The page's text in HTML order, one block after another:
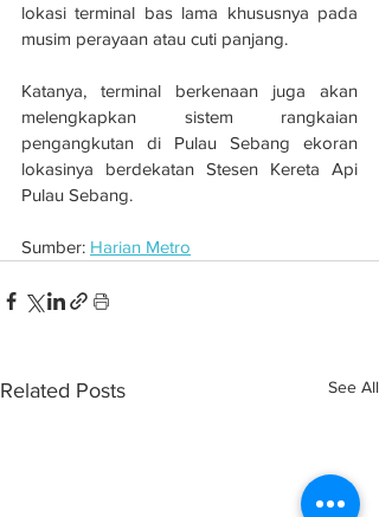
lokasi terminal bas lama khususnya pada
musim perayaan atau cuti panjang.
Katanya, terminal berkenaan juga akan
melengkapkan sistem rangkaian
pengangkutan di Pulau Sebang ekoran
lokasinya berdekatan Stesen Kereta Api
Pulau Sebang.
Sumber: Harian Metro
Related Posts See All